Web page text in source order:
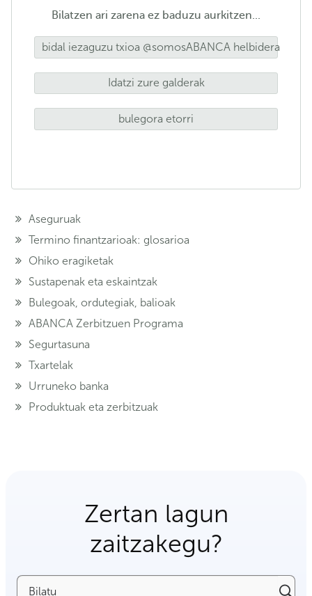
Bilatzen ari zarena ez baduzu aurkitzen...
bidal iezaguzu txioa @somosABANCA helbidera
Idatzi zure galderak
bulegora etorri
Aseguruak
Termino finantzarioak: glosarioa
Ohiko eragiketak
Sustapenak eta eskaintzak
Bulegoak, ordutegiak, balioak
ABANCA Zerbitzuen Programa
Segurtasuna
Txartelak
Urruneko banka
Produktuak eta zerbitzuak
Zertan lagun
zaitzakegu?
Bilatu